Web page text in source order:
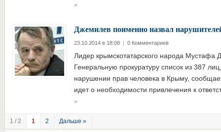
»
Джемилев поименно назвал
23.10.2014 в 18:08 | 0 Комментариев
Лидер крымскотатарского народа Мустафа
Генеральную прокуратуру список из 387
нарушении прав человека в Крыму,
идет о необходимости привлечения к
»
1 / 2 1 2 Дальше »